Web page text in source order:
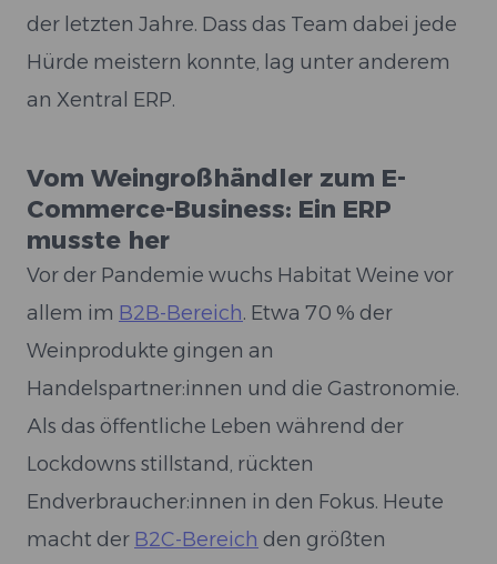
der letzten Jahre. Dass das Team dabei jede
Hürde meistern konnte, lag unter anderem
an Xentral ERP.
Vom Weingroßhändler zum E-
Commerce-Business: Ein ERP
musste her
Vor der Pandemie wuchs Habitat Weine vor
allem im B2B-Bereich. Etwa 70 % der
Weinprodukte gingen an
Handelspartner:innen und die Gastronomie.
Als das öffentliche Leben während der
Lockdowns stillstand, rückten
Endverbraucher:innen in den Fokus. Heute
macht der B2C-Bereich den größten